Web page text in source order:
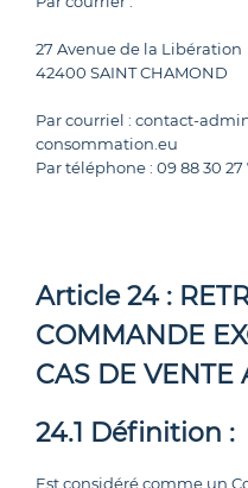
27 Avenue de la Libération
42400 SAINT CHAMOND
Par courriel : contact-
consommation.eu
Par téléphone : 09 88 30 27
Article 24 :
COMMANDE
CAS DE VENTE
24.1 Définition :
Est considéré comme un